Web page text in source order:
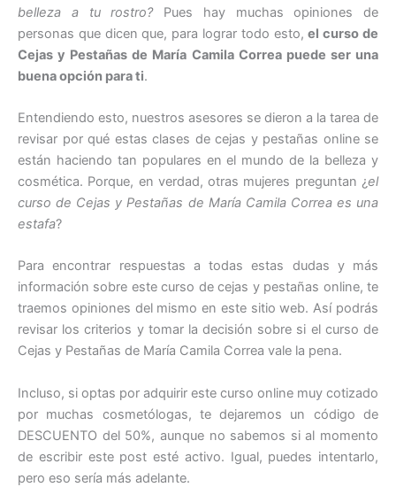
belleza a tu rostro?Pues hay muchas opiniones de
personas que dicen que, para lograr todo esto,el curso de
Cejas y Pestañas de María Camila Correa puede ser una
buena opción para ti.
Entendiendo esto, nuestros asesores se dieron a la tarea de
revisar por qué estas clases de cejas y pestañas online se
están haciendo tan populares en el mundo de la belleza y
cosmética. Porque, en verdad, otras mujeres preguntan ¿el
curso de Cejas y Pestañas de María Camila Correa es una
estafa?
Para encontrar respuestas a todas estas dudas y más
información sobre este curso de cejas y pestañas online, te
traemos opiniones del mismo en este sitio web. Así podrás
revisar los criterios y tomar la decisión sobre si el curso de
Cejas y Pestañas de María Camila Correa vale la pena.
Incluso, si optas por adquirir este curso online muy cotizado
por muchas cosmetólogas, te dejaremos un código de
DESCUENTO del 50%, aunque no sabemos si al momento
de escribir este post esté activo. Igual, puedes intentarlo,
pero eso sería más adelante.